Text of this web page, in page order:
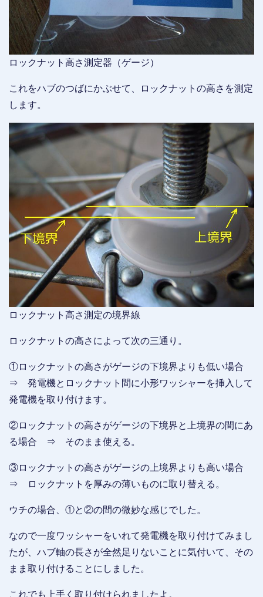
ロックナット高さ測定器（ゲージ）
これをハブのつばにかぶせて、ロックナットの高さを測定
します。
ロックナット高さ測定の境界線
ロックナットの高さによって次の三通り。
①ロックナットの高さがゲージの下境界よりも低い場合
⇒ 発電機とロックナット間に小形ワッシャーを挿入して
発電機を取り付けます。
②ロックナットの高さがゲージの下境界と上境界の間にあ
る場合 ⇒ そのまま使える。
③ロックナットの高さがゲージの上境界よりも高い場合
⇒ ロックナットを厚みの薄いものに取り替える。
ウチの場合、①と②の間の微妙な感じでした。
なので一度ワッシャーをいれて発電機を取り付けてみまし
たが、ハブ軸の長さが全然足りないことに気付いて、その
まま取り付けることにしました。
これでも上手く取り付けられましたよ。